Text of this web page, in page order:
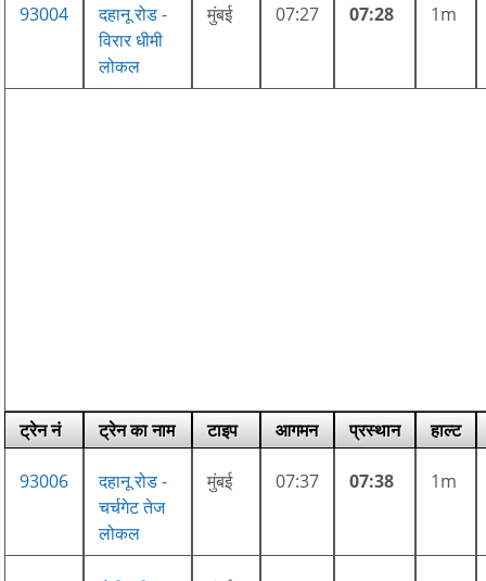
93004
दहानू रोड -
विरार धीमी
लोकल
मुंबई 07:27 07:28 1m
ट्रेन नं ट्रेन का नाम टाइप आगमन प्रस्थान हाल्ट
93006
दहानू रोड -
चर्चगेट तेज
लोकल
मुंबई 07:37 07:38 1m